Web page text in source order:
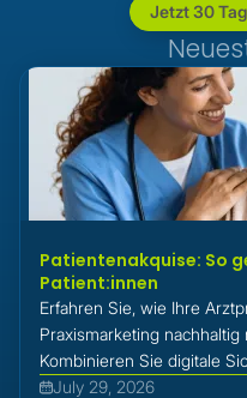
Jetzt 30
Patientenakquise: So
Patient:innen
Erfahren Sie, wie Ihre
Praxismarketing
Kombinieren Sie digitale
für einen messbaren Erfolg.
July 29, 2026